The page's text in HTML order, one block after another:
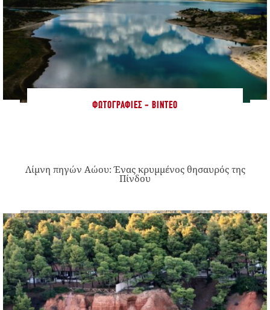
ΦΩΤΟΓΡΑΦΊΕΣ - ΒΊΝΤΕΟ
Λίμνη πηγών Αώου: Ένας κρυμμένος θησαυρός της
Πίνδου